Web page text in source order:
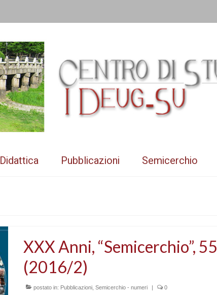
Didattica Pubblicazioni Semicerchio
XXX Anni, “Semicerchio”, 55
(2016/2)
postato in: Pubblicazioni, Semicerchio - numeri | 0